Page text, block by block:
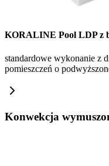
KORALINE Pool LDP z
standardowe wykonanie z
pomieszczeń o
Konwekcja